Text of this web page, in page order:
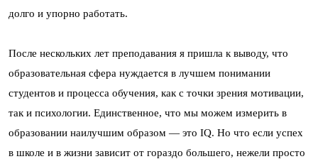
долго и упорно работать.
После нескольких лет преподавания я пришла к выводу, что
образовательная сфера нуждается в лучшем понимании
студентов и процесса обучения, как с точки зрения мотивации,
так и психологии. Единственное, что мы можем измерить в
образовании наилучшим образом — это IQ. Но что если успех
в школе и в жизни зависит от гораздо большего, нежели просто